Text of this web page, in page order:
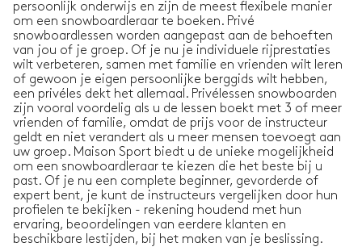
persoonlijk onderwijs en zijn de meest flexibele manier
om een snowboardleraar te boeken. Privé
snowboardlessen worden aangepast aan de behoeften
van jou of je groep. Of je nu je individuele rijprestaties
wilt verbeteren, samen met familie en vrienden wilt leren
of gewoon je eigen persoonlijke berggids wilt hebben,
een privéles dekt het allemaal. Privélessen snowboarden
zijn vooral voordelig als u de lessen boekt met 3 of meer
vrienden of familie, omdat de prijs voor de instructeur
geldt en niet verandert als u meer mensen toevoegt aan
uw groep. Maison Sport biedt u de unieke mogelijkheid
om een snowboardleraar te kiezen die het beste bij u
past. Of je nu een complete beginner, gevorderde of
expert bent, je kunt de instructeurs vergelijken door hun
profielen te bekijken - rekening houdend met hun
ervaring, beoordelingen van eerdere klanten en
beschikbare lestijden, bij het maken van je beslissing.